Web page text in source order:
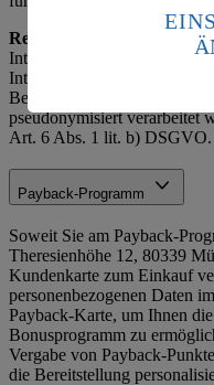
Rechtsgrundlage:
Art. 6
Interesse des Marktes an
Interessen des
Belange der Betroffenen, da
pseudonymisiert verarbeitet
Art. 6 Abs. 1 lit. b) DSGVO.
Payback-Programm
Soweit Sie am Payback-
Theresienhöhe 12, 80339
Kundenkarte zum Einkauf
personenbezogenen Daten
Payback-Karte, um Ihnen
Bonusprogramm zu
Vergabe von Payback-
die Bereitstellung
die USA als Land mit
Standards nicht
Es besteht das Risiko
Informationen zum
imImpressum